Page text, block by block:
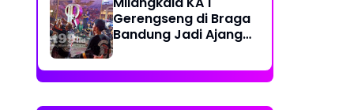
Gerengseng di Braga
Bandung Jadi Ajang
Budaya Sunda